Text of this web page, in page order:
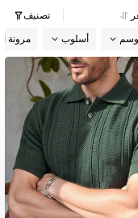
تصنيف
أسلوب مرونة